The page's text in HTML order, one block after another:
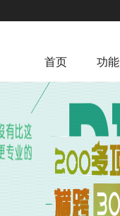
首页 功